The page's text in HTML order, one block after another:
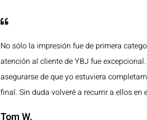
No sólo la impresión fue de primera
atención al cliente de YBJ fue
asegurarse de que yo estuviera
final. Sin duda volveré a recurrir a ellos en
Tom W.